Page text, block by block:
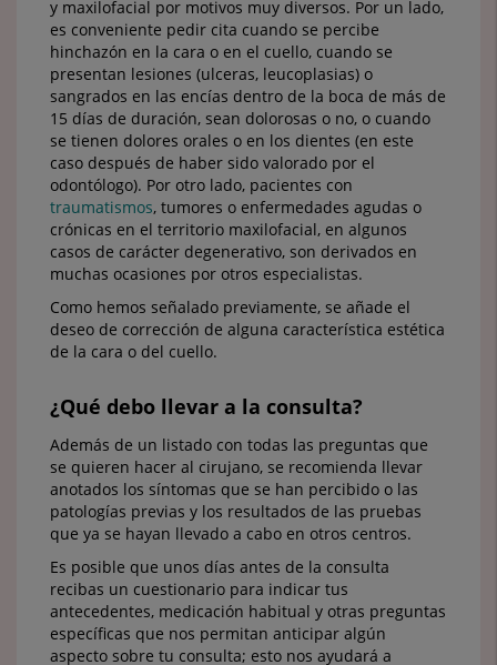
y maxilofacial por motivos muy diversos. Por un lado,
es conveniente pedir cita cuando se percibe
hinchazón en la cara o en el cuello, cuando se
presentan lesiones (ulceras, leucoplasias) o
sangrados en las encías dentro de la boca de más de
15 días de duración, sean dolorosas o no, o cuando
se tienen dolores orales o en los dientes (en este
caso después de haber sido valorado por el
odontólogo). Por otro lado, pacientes con
traumatismos, tumores o enfermedades agudas o
crónicas en el territorio maxilofacial, en algunos
casos de carácter degenerativo, son derivados en
muchas ocasiones por otros especialistas.
Como hemos señalado previamente, se añade el
deseo de corrección de alguna característica estética
de la cara o del cuello.
¿Qué debo llevar a la consulta?
Además de un listado con todas las preguntas que
se quieren hacer al cirujano, se recomienda llevar
anotados los síntomas que se han percibido o las
patologías previas y los resultados de las pruebas
que ya se hayan llevado a cabo en otros centros.
Es posible que unos días antes de la consulta
recibas un cuestionario para indicar tus
antecedentes, medicación habitual y otras preguntas
específicas que nos permitan anticipar algún
aspecto sobre tu consulta; esto nos ayudará a